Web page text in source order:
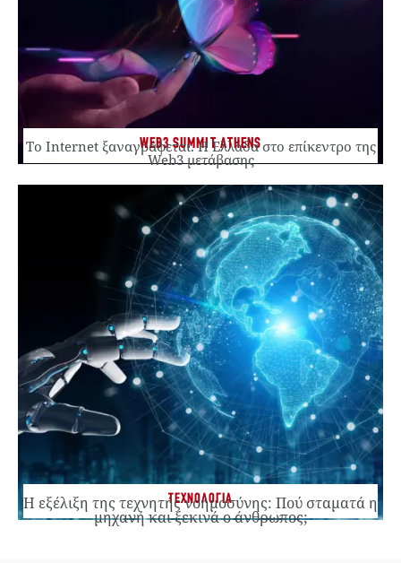
WEB3 SUMMIT ATHENS
Το Internet ξαναγράφεται. Η Ελλάδα στο επίκεντρο της
Web3 μετάβασης
ΤΕΧΝΟΛΟΓΙΑ
Η εξέλιξη της τεχνητής νοημοσύνης: Πού σταματά η
μηχανή και ξεκινά ο άνθρωπος;